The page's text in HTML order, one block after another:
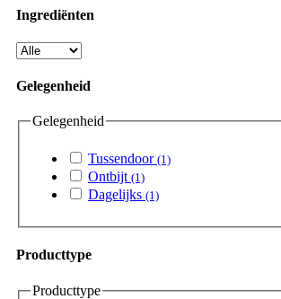
Ingrediënten
Gelegenheid
Gelegenheid
Tussendoor (1)
Ontbijt (1)
Dagelijks (1)
Producttype
Producttype